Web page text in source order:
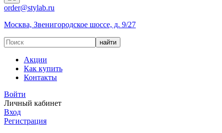
order@stylab.ru
Москва, Звенигородское шоссе, д. 9/27
Акции
Как купить
Контакты
Войти
Личный кабинет
Вход
Регистрация